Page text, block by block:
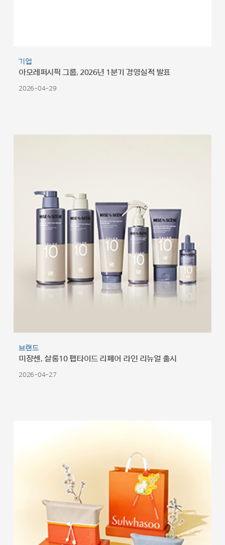
기업
아모레퍼시픽 그룹, 2026년 1분기 경영실적 발표
2026-04-29
브랜드
미쟝센, 살롱10 펩타이드 리페어 라인 리뉴얼 출시
2026-04-27